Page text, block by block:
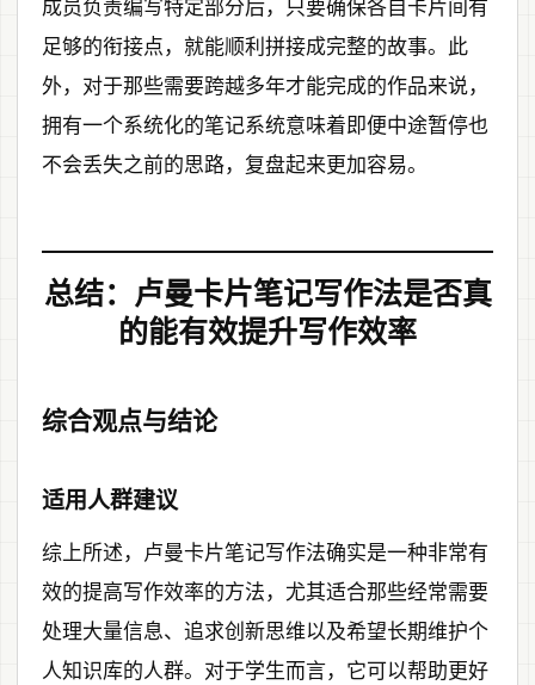
成员负责编写特定部分后，只要确保各自卡片间有
足够的衔接点，就能顺利拼接成完整的故事。此
外，对于那些需要跨越多年才能完成的作品来说，
拥有一个系统化的笔记系统意味着即便中途暂停也
不会丢失之前的思路，复盘起来更加容易。
总结：卢曼卡片笔记写作法是否真
的能有效提升写作效率
综合观点与结论
适用人群建议
综上所述，卢曼卡片笔记写作法确实是一种非常有
效的提高写作效率的方法，尤其适合那些经常需要
处理大量信息、追求创新思维以及希望长期维护个
人知识库的人群。对于学生而言，它可以帮助更好